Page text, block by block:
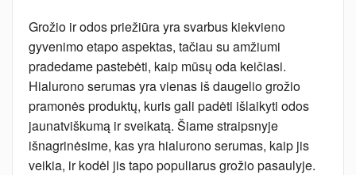
Grožio ir odos priežiūra yra svarbus kiekvieno
gyvenimo etapo aspektas, tačiau su amžiumi
pradedame pastebėti, kaip mūsų oda keičiasi.
Hialurono serumas yra vienas iš daugelio grožio
pramonės produktų, kuris gali padėti išlaikyti odos
jaunatviškumą ir sveikatą. Šiame straipsnyje
išnagrinėsime, kas yra hialurono serumas, kaip jis
veikia, ir kodėl jis tapo populiarus grožio pasaulyje.